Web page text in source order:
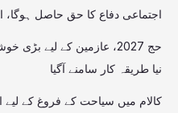
اجتماعی دفاع کا حق حاصل ہوگا،
حج 2027، عازمین کے لیے
نیا طریقہ کار سامنے آگیا